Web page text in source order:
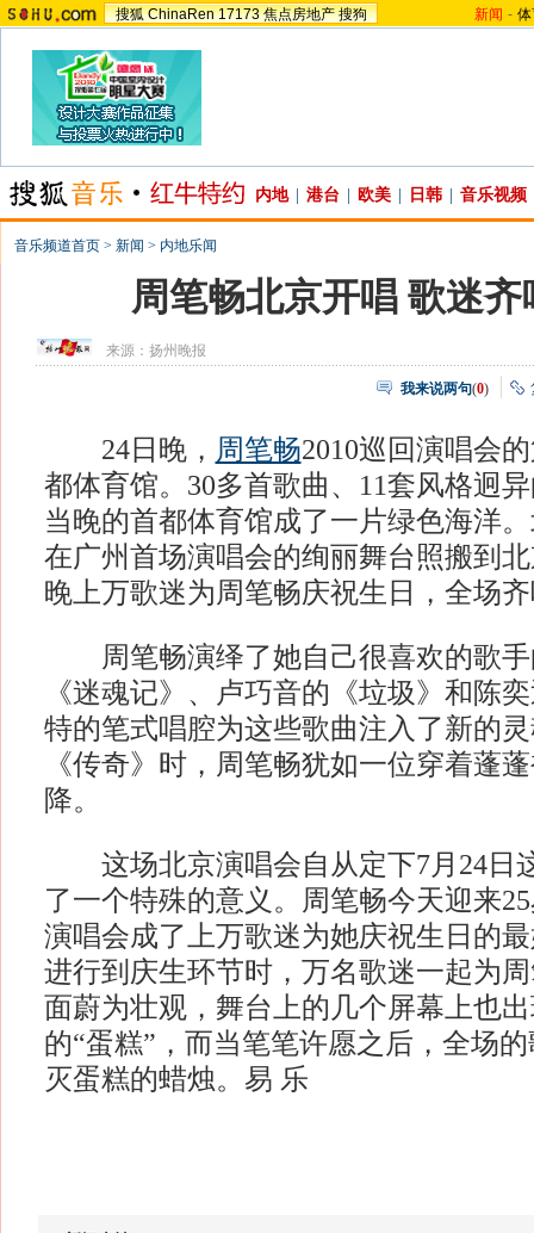
搜狐 ChinaRen 17173 焦点房地产 搜狗 新闻 -
内地 港台 欧美 日韩 音乐视频
音乐频道首页 > 新闻 > 内地乐闻
周笔畅北京开唱 歌迷齐
来源： 扬州晚报
我来说两句(0)
24日晚， 周笔畅2010巡回演唱会
都体育馆。30多首歌曲、11套风格迥
当晚的首都体育馆成了一片绿色海洋
在广州首场演唱会的绚丽舞台照搬到
晚上万歌迷为周笔畅庆祝生日，全场
周笔畅演绎了她自己很喜欢的歌
《迷魂记》、卢巧音的《垃圾》和陈
特的笔式唱腔为这些歌曲注入了新的
《传奇》时，周笔畅犹如一位穿着蓬
降。
这场北京演唱会自从定下7月24日
了一个特殊的意义。周笔畅今天迎来
演唱会成了上万歌迷为她庆祝生日的
进行到庆生环节时，万名歌迷一起为
面蔚为壮观，舞台上的几个屏幕上也
的“蛋糕”，而当笔笔许愿之后，全场
灭蛋糕的蜡烛。易 乐